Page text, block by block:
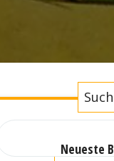
Neueste